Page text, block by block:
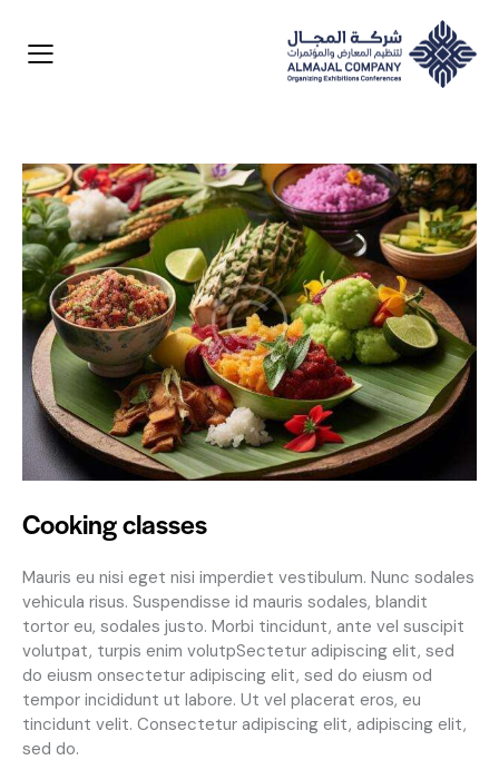
Cooking classes
Mauris eu nisi eget nisi imperdiet vestibulum. Nunc sodales
vehicula risus. Suspendisse id mauris sodales, blandit
tortor eu, sodales justo. Morbi tincidunt, ante vel suscipit
volutpat, turpis enim volutpSectetur adipiscing elit, sed
do eiusm onsectetur adipiscing elit, sed do eiusm od
tempor incididunt ut labore. Ut vel placerat eros, eu
tincidunt velit. Consectetur adipiscing elit, adipiscing elit,
sed do.